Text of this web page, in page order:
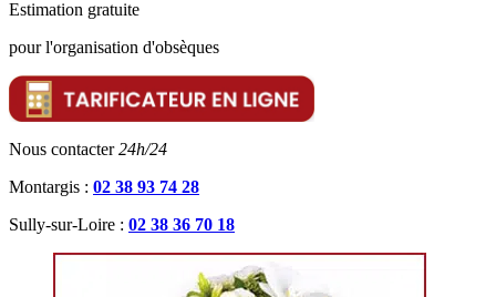
Estimation gratuite
pour l'organisation d'obsèques
Nous contacter24h/24
Montargis : 02 38 93 74 28
Sully-sur-Loire : 02 38 36 70 18